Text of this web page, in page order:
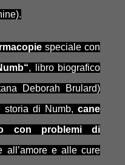
speciale con
, libro biografico
Deborah Brulard)
storia di Numb, cane
con problemi di
all’amore e alle cure